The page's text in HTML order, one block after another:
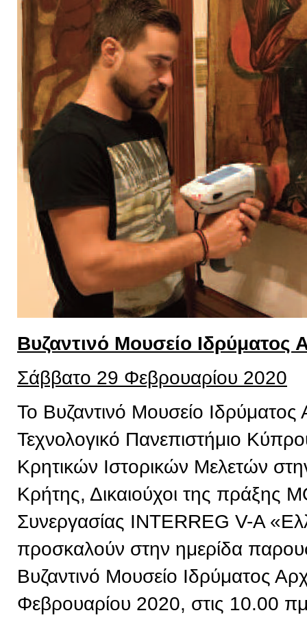
Βυζαντινό Μουσείο Ιδρύματος
Σάββατο 29 Φεβρουαρίου 2020
Το Βυζαντινό Μουσείο
Τεχνολογικό Πανεπιστήμιο
Κρητικών Ιστορικών Μελετών
Κρήτης, Δικαιούχοι της πράξης
Συνεργασίας INTERREG V-A
προσκαλούν στην ημερίδα
Βυζαντινό Μουσείο Ιδρύματος
Φεβρουαρίου 2020, στις 10.00